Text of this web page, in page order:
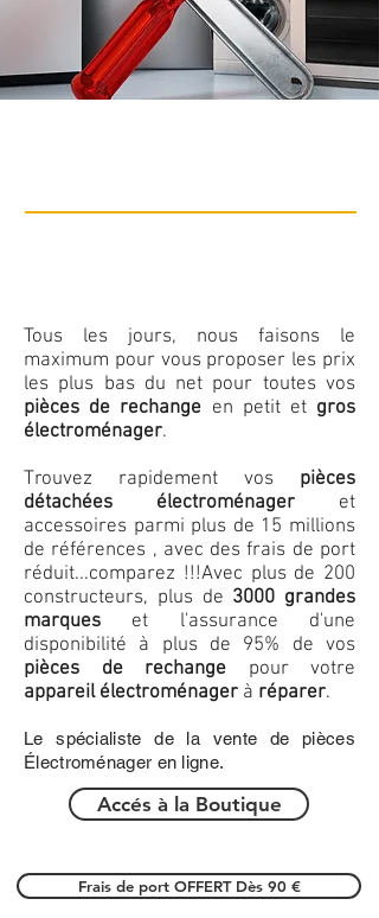
Tous les jours, nous faisons le
maximum pour vous proposer les prix
les plus bas du net pour toutes vos
pièces de rechange en petit et gros
électroménager.
Trouvez rapidement vos pièces
détachées électroménager et
accessoires parmi plus de 15 millions
de références , avec des frais de port
réduit...comparez !!!Avec plus de 200
constructeurs, plus de 3000 grandes
marques et l'assurance d'une
disponibilité à plus de 95% de vos
pièces de rechange pour votre
appareil électroménager à réparer.
Le spécialiste de la vente de pièces
Électroménager en ligne.
Accés à la Boutique
Frais de port OFFERT Dès 90 €